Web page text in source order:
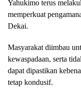
Yahukimo terus
memperkuat
Dekai.
Masyarakat diimbau
kewaspadaan, serta
dapat dipastikan
tetap kondusif.